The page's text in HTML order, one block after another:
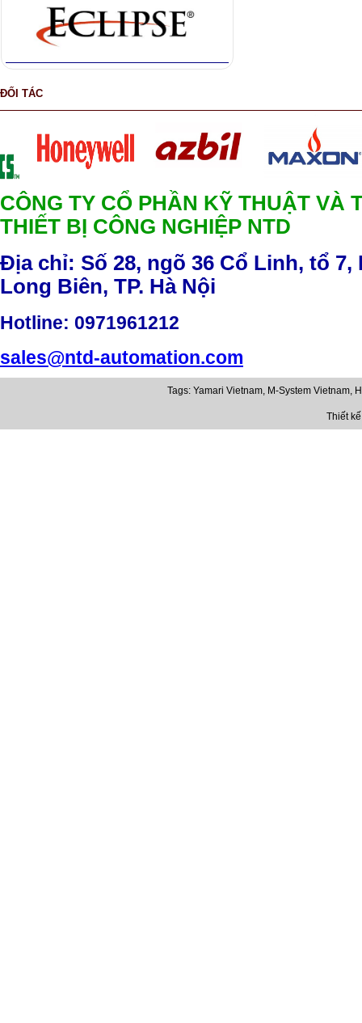
ĐỐI TÁC
CÔNG TY CỔ PHẦN KỸ THUẬT VÀ
THIẾT BỊ CÔNG NGHIỆP NTD
Địa chỉ: Số 28, ngõ 36 Cổ Linh, tổ 7,
Long Biên, TP. Hà Nội
Hotline: 0971961212
sales@ntd-automation.com
Tags: Yamari Vietnam, M-System Vietnam,
Thiết